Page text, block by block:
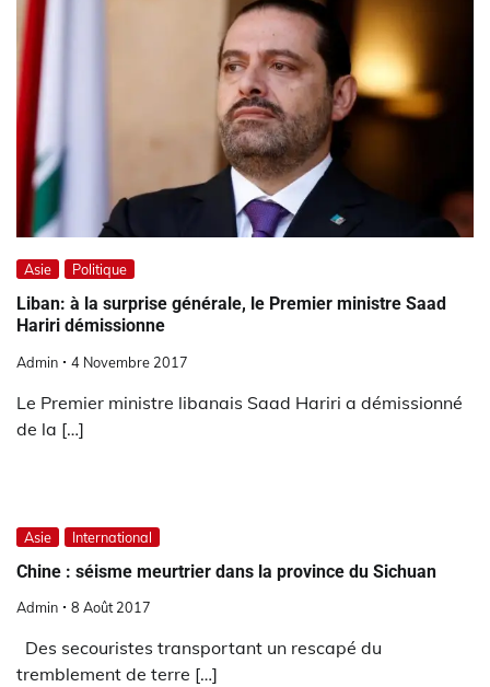
Asie Politique
Liban: à la surprise générale, le Premier ministre Saad
Hariri démissionne
Admin 4 Novembre 2017
Le Premier ministre libanais Saad Hariri a démissionné
de la […]
Asie International
Chine : séisme meurtrier dans la province du Sichuan
Admin 8 Août 2017
Des secouristes transportant un rescapé du
tremblement de terre […]